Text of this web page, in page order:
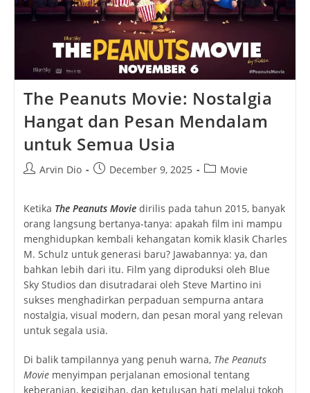
Jauh
The Peanuts Movie: Nostalgia
Hangat dan Pesan Mendalam
untuk Semua Usia
PostArvin Dio
PostDecember 9, 2025
PostMovie
Ketika The Peanuts Moviedirilis pada tahun 2015, banyak
orang langsung bertanya-tanya: apakah film ini mampu
menghidupkan kembali kehangatan komik klasik Charles
M. Schulz untuk generasi baru? Jawabannya: ya, dan
bahkan lebih dari itu. Film yang diproduksi oleh Blue
Sky Studios dan disutradarai oleh Steve Martino ini
sukses menghadirkan perpaduan sempurna antara
nostalgia, visual modern, dan pesan moral yang relevan
untuk segala usia.
Di balik tampilannya yang penuh warna, The Peanuts
Moviemenyimpan perjalanan emosional tentang
keberanian, kegigihan, dan ketulusan hati melalui tokoh